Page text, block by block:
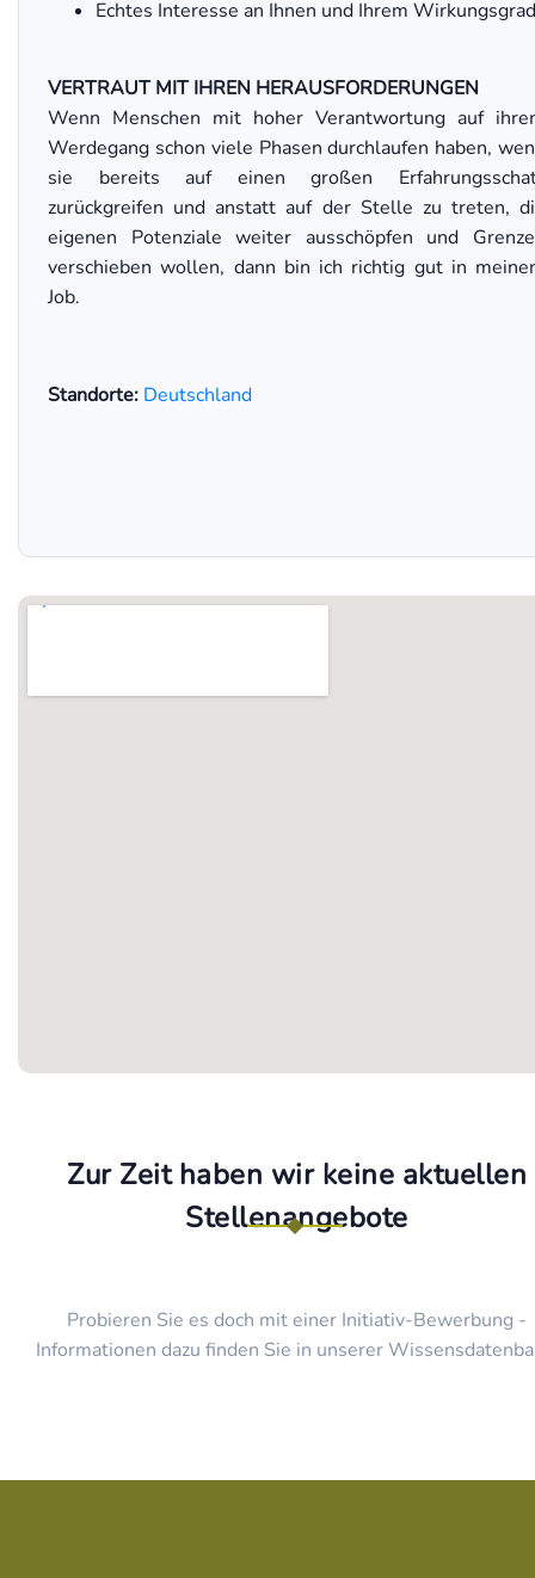
Echtes Interesse an Ihnen und Ihrem Wirkungsgrad
VERTRAUT MIT IHREN HERAUSFORDERUNGEN
Wenn Menschen mit hoher Verantwortung auf
Werdegang schon viele Phasen durchlaufen haben,
sie bereits auf einen großen
zurückgreifen und anstatt auf der Stelle zu treten,
eigenen Potenziale weiter ausschöpfen und
verschieben wollen, dann bin ich richtig gut in
Job.
Standorte: Deutschland
Zur Zeit haben wir keine aktuellen
Stellenangebote
Probieren Sie es doch mit einer Initiativ-Bewerbung -
Informationen dazu finden Sie in unserer